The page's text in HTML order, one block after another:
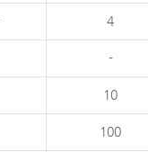
4
-
10
100